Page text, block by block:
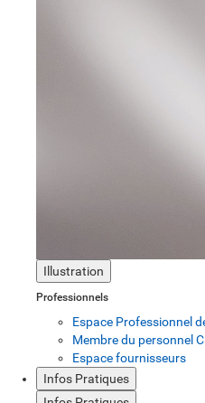
Illustration
Professionnels
Espace Professionnel
Membre du personnel
Espace fournisseurs
Infos Pratiques